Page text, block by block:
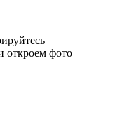
откроем фото